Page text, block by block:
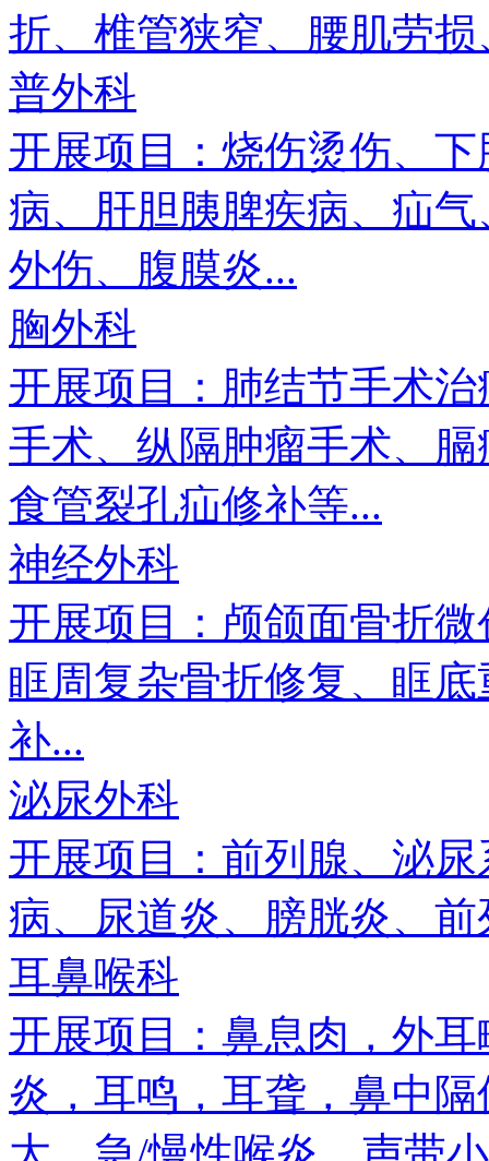
折、椎管狭窄、腰肌劳
普外科
开展项目：烧伤烫伤、
病、肝胆胰脾疾病、疝
外伤、腹膜炎...
胸外科
开展项目：肺结节手术
手术、纵隔肿瘤手术、
食管裂孔疝修补等...
神经外科
开展项目：颅颌面骨折
眶周复杂骨折修复、眶
补...
泌尿外科
开展项目：前列腺、泌
病、尿道炎、膀胱炎、
耳鼻喉科
开展项目：鼻息肉，外
炎，耳鸣，耳聋，鼻中